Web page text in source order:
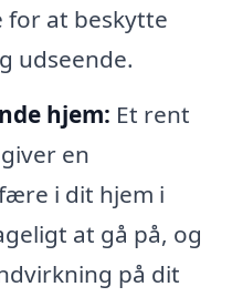
for at beskytte
udseende.
hjem: Et rent
en
i dit hjem i
at gå på, og
på dit